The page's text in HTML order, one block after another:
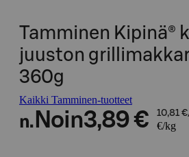
Tamminen Kipinä®
juuston
360g
Kaikki Tamminen-tuotteet
n. Noin3,89 € 10,81
€/kg